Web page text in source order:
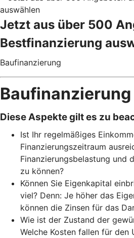
Jetzt aus über 500
Bestfinanzierung
Baufinanzierung
Diese Aspekte gilt es zu
Ist Ihr regelmäßiges
Finanzierungs­­zeitraum
Finanzierungs­­belastung und
zu können?
Können Sie Eigenkapital
viel? Denn: Je höher das
können die Zinsen für das
Wie ist der Zustand der
Welche Kosten fallen für den